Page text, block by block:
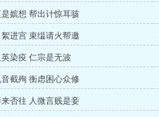
嫔想 帮出计惊耳骇
进宫 束缊请火帮邀
染疫 仁宗是无波
截殉 衡虑困心众修
否往 人微言贱是妾